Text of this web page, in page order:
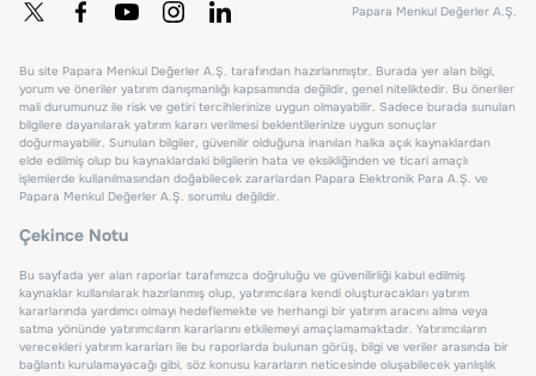
Papara Menkul Değerler A.Ş.
Bu site Papara Menkul Değerler A.Ş. tarafından hazırlanmıştır. Burada yer alan bilgi,
yorum ve öneriler yatırım danışmanlığı kapsamında değildir, genel niteliktedir. Bu öneriler
mali durumunuz ile risk ve getiri tercihlerinize uygun olmayabilir. Sadece burada sunulan
bilgilere dayanılarak yatırım kararı verilmesi beklentilerinize uygun sonuçlar
doğurmayabilir. Sunulan bilgiler, güvenilir olduğuna inanılan halka açık kaynaklardan
elde edilmiş olup bu kaynaklardaki bilgilerin hata ve eksikliğinden ve ticari amaçlı
işlemlerde kullanılmasından doğabilecek zararlardan Papara Elektronik Para A.Ş. ve
Papara Menkul Değerler A.Ş. sorumlu değildir.
Çekince Notu
Bu sayfada yer alan raporlar tarafımızca doğruluğu ve güvenilirliği kabul edilmiş
kaynaklar kullanılarak hazırlanmış olup, yatırımcılara kendi oluşturacakları yatırım
kararlarında yardımcı olmayı hedeflemekte ve herhangi bir yatırım aracını alma veya
satma yönünde yatırımcıların kararlarını etkilemeyi amaçlamamaktadır. Yatırımcıların
verecekleri yatırım kararları ile bu raporlarda bulunan görüş, bilgi ve veriler arasında bir
bağlantı kurulamayacağı gibi, söz konusu kararların neticesinde oluşabilecek yanlışlık